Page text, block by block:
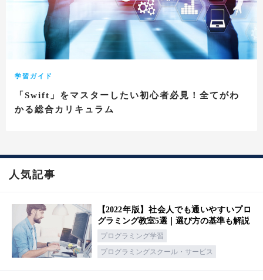
学習ガイド
「Swift」をマスターしたい初心者必見！全てがわ
かる総合カリキュラム
人気記事
【2022年版】社会人でも通いやすいプロ
グラミング教室5選｜選び方の基準も解説
プログラミング学習
プログラミングスクール・サービス